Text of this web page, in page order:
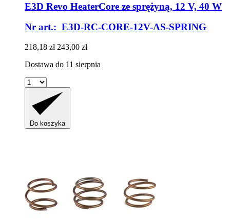
E3D Revo HeaterCore ze sprężyną, 12 V, 40 W
Nr art.: E3D-RC-CORE-12V-AS-SPRING
218,18 zł 243,00 zł
Dostawa do 11 sierpnia
Do koszyka